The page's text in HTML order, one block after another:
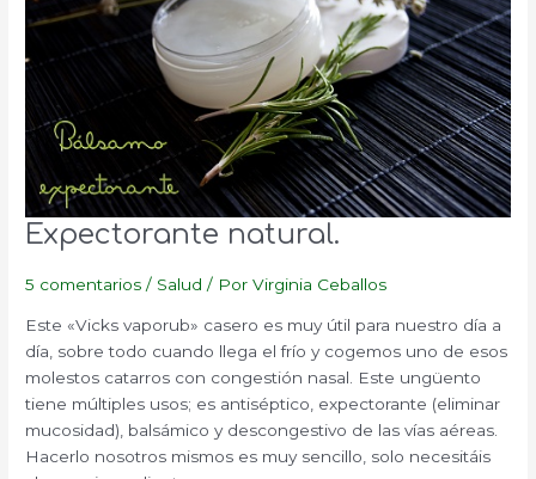
Expectorante natural.
5 comentarios / Salud / PorVirginia Ceballos
Este «Vicks vaporub» casero es muy útil para nuestro día a
día, sobre todo cuando llega el frío y cogemos uno de esos
molestos catarros con congestión nasal. Este ungüento
tiene múltiples usos; es antiséptico, expectorante (eliminar
mucosidad), balsámico y descongestivo de las vías aéreas.
Hacerlo nosotros mismos es muy sencillo, solo necesitáis